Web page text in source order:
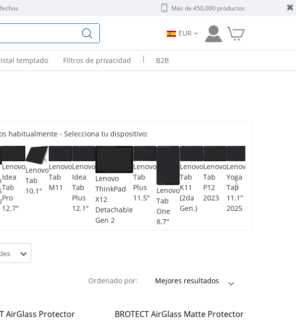
Más de 450,000 productos
EUR
templado Filtros de privacidad | B2B
habitualmente - Selecciona tu dispositivo:
Lenovo
Idea
Tab
Pro
12.7"
Lenovo
Tab
10.1"
Lenovo
Tab
M11
Lenovo
Idea
Tab
Plus
12.1"
Lenovo
ThinkPad
X12
Detachable
Gen 2
Lenovo
Tab
Plus
11.5"
Lenovo
Tab
One
8.7"
Lenovo
Tab
K11
(2da
Gen.)
Lenovo
Tab
P12
2023
Lenovo
Yoga
Tab
11.1"
2025
Ordenado por:
AirGlass Protector
BROTECT AirGlass Matte Protector